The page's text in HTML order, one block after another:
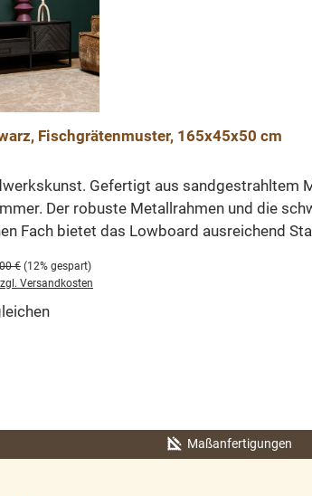
Fischgrätenmuster, 165x45x50 cm
Gefertigt aus sandgestrahltem
Der robuste Metallrahmen und die
Fach bietet das Lowboard ausreichend
– ideal für moderne Wohnräume.
Preis:
€ (12% gespart)
Versandkosten
Maßanfertigungen